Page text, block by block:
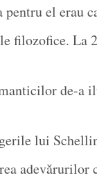
el erau
filozofice. La
de-a
lui
adevărurilor